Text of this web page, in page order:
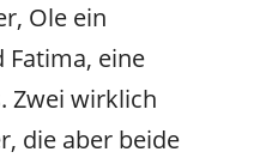
Ole ein
eine
Zwei wirklich
die aber beide